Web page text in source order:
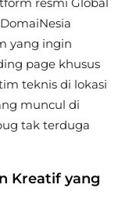
yang ingin
page khusus
teknis di lokasi
muncul di
tak terduga
Kreatif yang